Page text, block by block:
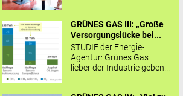
GRÜNES GAS III: „Große
Versorgungslücke bei...
STUDIE der Energie-
Agentur: Grünes Gas
lieber der Industrie geben...